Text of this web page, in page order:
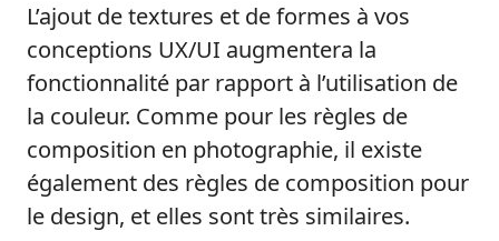
L’ajout de textures et de formes à vos
conceptions UX/UI augmentera la
fonctionnalité par rapport à l’utilisation de
la couleur. Comme pour les règles de
composition en photographie, il existe
également des règles de composition pour
le design, et elles sont très similaires.